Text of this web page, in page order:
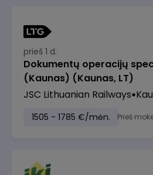
prieš 1 d.
Dokumentų operacijų
(Kaunas) (Kaunas, LT)
JSC Lithuanian Railways
1505 - 1785 €/mėn. Prieš